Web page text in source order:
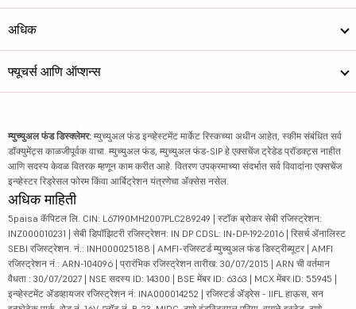
अधिक
फ्यूचर्स आणि ऑप्शन्स
म्युच्युअल फंड डिस्क्लेमर: म्युच्युअल फंड इन्व्हेस्टमेंट मार्केट रिस्कच्या अधीन आहेत, स्कीम संबंधित सर्व
डॉक्युमेंट्स काळजीपूर्वक वाचा. म्युच्युअल फंड, म्युच्युअल फंड-SIP हे एक्सचेंज ट्रेडेड प्रॉडक्ट्स नाहीत
आणि सदस्य केवळ वितरक म्हणून काम करीत आहे. वितरण उपक्रमाच्या संदर्भात सर्व विवादांना एक्सचेंज
इन्व्हेस्टर रिड्रेसल फोरम किंवा आर्बिट्रेशन यंत्रणेचा ॲक्सेस नसेल.
अधिक माहिती
5paisa कॅपिटल लि. CIN: L67190MH2007PLC289249 | स्टॉक ब्रोकर सेबी रजिस्ट्रेशन:
INZ000010231 | सेबी डिपॉझिटरी रजिस्ट्रेशन: IN DP CDSL: IN-DP-192-2016 | रिसर्च ॲनालिस्ट
SEBI रजिस्ट्रेशन. नं.: INH000025188 | AMFI-रजिस्टर्ड म्युच्युअल फंड डिस्ट्रीब्यूटर | AMFI
रजिस्ट्रेशन नं.: ARN-104096 | प्रारंभिक रजिस्ट्रेशन तारीख: 30/07/2015 | ARN ची वर्तमान
वैधता : 30/07/2027 | NSE सदस्य ID: 14300 | BSE मेंबर ID: 6363 | MCX मेंबर ID: 55945 |
इन्व्हेस्टमेंट ॲडव्हायजर रजिस्ट्रेशन नं: INA000014252 | रजिस्टर्ड ॲड्रेस - IIFL हाऊस, सन